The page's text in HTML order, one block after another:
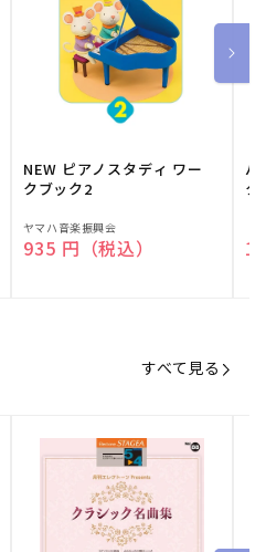
NEW ピアノスタディ ワー
クブック2
販
売
ヤマハ音楽振興会
通常価格
935 円（税込）
バ
ク
売
すべて見る